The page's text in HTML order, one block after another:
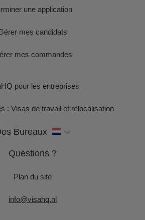
une application
mes candidats
mes commandes
pour les entreprises
: Visas de travail et relocalisation
Bureaux
Questions ?
Plan du site
info@visahq.nl